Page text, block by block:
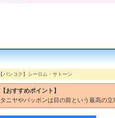
【バンコク】シーロム・サトーン
【おすすめポイント】
タニヤやパッポンは目の前という最高の